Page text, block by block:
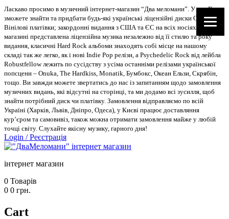
Ласкаво просимо в музичний інтернет-магазин “Два меломани”. У нас Ви
зможете знайти та придбати будь-які українські ліцензійні диски CD, DVD,
Вінілові платівки; закордонні видання з США та ЄС на всіх носіях. В
магазині представлена ліцензійна музика незалежно від її стилю та року
видання, класичні Hard Rock альбоми знаходять собі місце на нашому
складі так же легко, як і нові Indie Pop релізи, а Psychedelic Rock від лейбла
Robustfellow лежить по сусідству з усіма останніми релізами української
попсцени – Onuka, The Hardkiss, Monatik, Бумбокс, Океан Ельзи, Скрябін,
тощо. Ви завжди можете звертатись до нас із запитанням щодо замовлення
музичних видань, які відсутні на сторінці, та ми додамо всі зусилля, щоб
знайти потрібний диск чи платівку. Замовлення відправляємо по всій
Україні (Харків, Львів, Дніпро, Одеса), у Києві працює доставляння
кур’єром та самовивіз, також можна отримати замовлення майже у любій
точці світу. Слухайте якісну музику, гарного дня!
Login /Реєстрація
інтернет магазин
0 Товарів
0 0 грн.
Cart